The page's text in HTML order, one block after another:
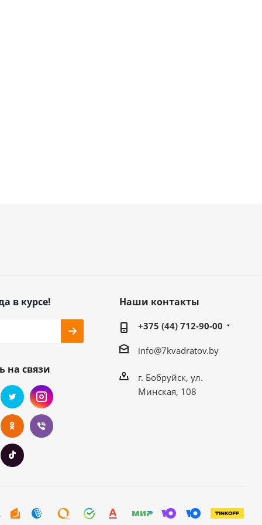
в курсе!
на связи
Наши контакты
+375 (44) 712-90-00
info@7kvadratov.by
г. Бобруйск, ул.
Минская, 108